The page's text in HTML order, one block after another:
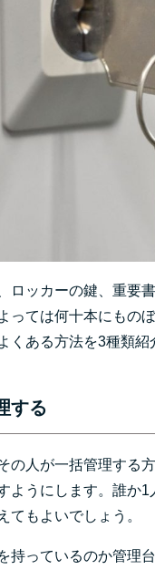
ロッカーの鍵、重要
っては何十本にもの
くある方法を3種類紹
する
の人が一括管理する
ようにします。誰か
てもよいでしょう。
持っているのか管理